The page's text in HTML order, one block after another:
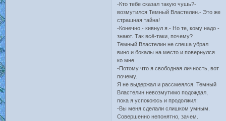
-Кто тебе сказал такую чушь?-
возмутился Темный Властелин.- Это же
страшная тайна!
-Конечно,- кивнул я.- Но те, кому надо -
знают. Так всё-таки, почему?
Темный Властелин не спеша убрал
вино и бокалы на место и повернулся
ко мне.
-Потому что я свободная личность, вот
почему.
Я не выдержал и рассмеялся. Темный
Властелин невозмутимо подождал,
пока я успокоюсь и продолжил:
-Вы меня сделали слишком умным.
Совершенно непонятно, зачем.